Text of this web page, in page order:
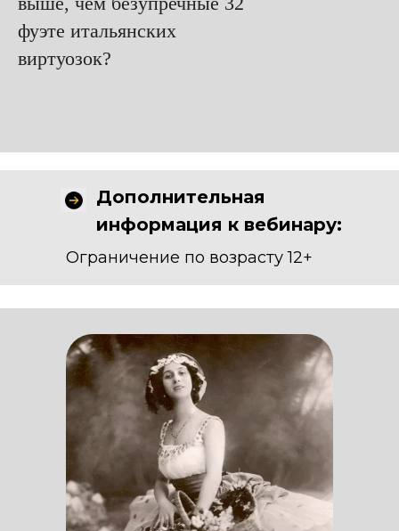
фуэте итальянских
виртуозок?
Дополнительная
информация к вебинару:
Ограничение по возрасту 12+